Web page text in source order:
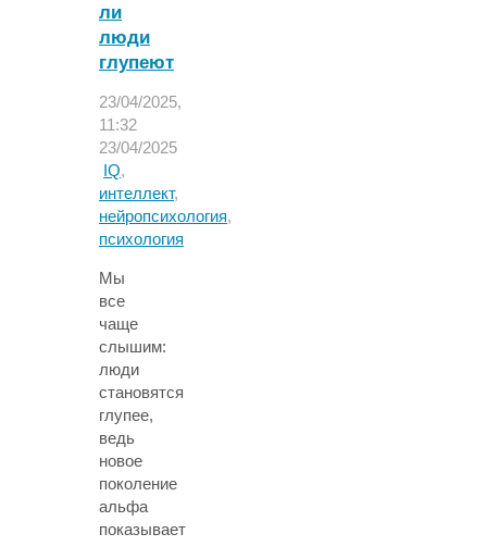
ли
люди
глупеют
23/04/2025,
11:32
23/04/2025
IQ,
интеллект,
нейропсихология,
психология
Мы
все
чаще
слышим:
люди
становятся
глупее,
ведь
новое
поколение
альфа
показывает